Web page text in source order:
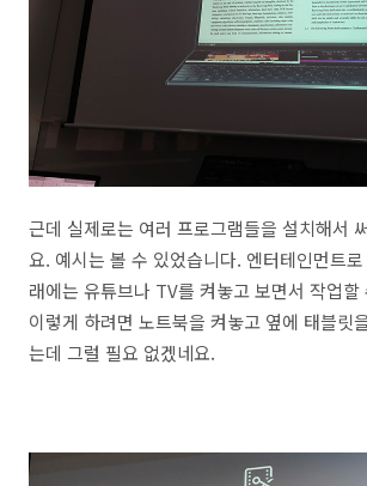
근데 실제로는 여러 프로그램들을 설치해서
요. 예시는 볼 수 있었습니다. 엔터테인먼트
래에는 유튜브나 TV를 켜놓고 보면서 작업할
이렇게 하려면 노트북을 켜놓고 옆에 태블릿
는데 그럴 필요 없겠네요.